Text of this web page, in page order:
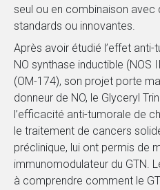
seul ou en combinaison avec
standards ou innovantes.
Après avoir étudié l’effet
NO synthase inductible (NOS
(OM-174), son projet porte
donneur de NO, le Glyceryl
l’efficacité anti-tumorale de
le traitement de cancers
préclinique, lui ont permis de
immunomodulateur du GTN.
à comprendre comment le